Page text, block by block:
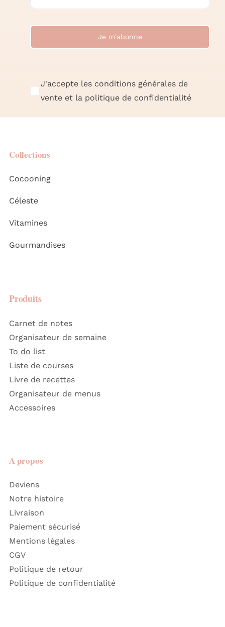
Je m'abonne
J'accepte les conditions générales de
vente et la politique de confidentialité
Collections
Cocooning
Céleste
Vitamines
Gourmandises
Produits
Carnet de notes
Organisateur de semaine
To do list
Liste de courses
Livre de recettes
Organisateur de menus
Accessoires
A propos
Deviens
Notre histoire
Livraison
Paiement sécurisé
Mentions légales
CGV
Politique de retour
Politique de confidentialité